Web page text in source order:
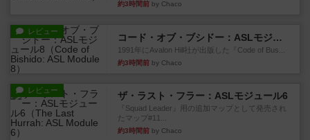
約3時間前 by Chaco
レビュー
コード・オブ・ブシドー：ASLモジュール8
1991年にAvalon Hill社が出版した『Code of Bus...
約3時間前 by Chaco
レビュー ザ・ラスト・フラー：ASLモジュール6
『Squad Leader』用の追加マップとして発売され
たマップ#11...
約3時間前 by Chaco